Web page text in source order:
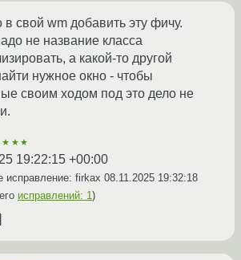
свой wm добавить эту фичу.
не название класса
а какой-то другой
нужное окно - чтобы
своим ходом под это дело не
19:22:15 +00:00
исправление: firkax 08.11.2025 19:32:18
исправлений: 1)